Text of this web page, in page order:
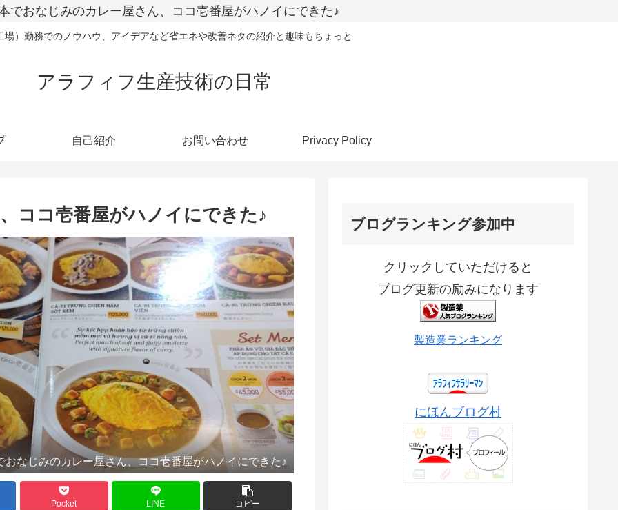
でおなじみのカレー屋さん、ココ壱番屋がハノイにできた♪
場）勤務でのノウハウ、アイデアなど省エネや改善ネタの紹介と趣味もちょっと
アラフィフ生産技術の日常
自己紹介 お問い合わせ Privacy Policy
ココ壱番屋がハノイにできた♪
おなじみのカレー屋さん、ココ壱番屋がハノイにできた♪
Pocket LINE コピー
ブログランキング参加中
クリックしていただけると
ブログ更新の励みになります
製造業ランキング
にほんブログ村